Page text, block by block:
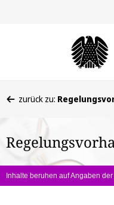
befinden
hier:
zurück zu:
Inhalte beruhen auf Angaben der